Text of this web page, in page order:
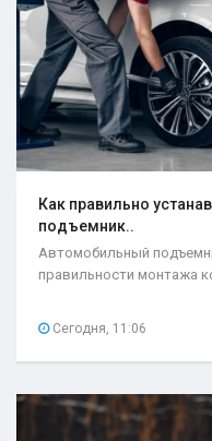
Как правильно
подъемник..
Автомобильный
правильности монтажа
Сегодня, 11:06